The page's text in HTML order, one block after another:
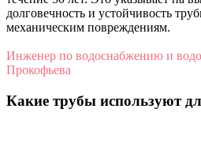
долговечность и устойчивость
механическим повреждениям.
Инженер по водоснабжению и
Прокофьева
Какие трубы используют